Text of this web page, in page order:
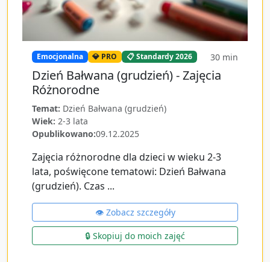
Emocjonalna 💎 PRO 📋 Standardy 2026 30 min
Dzień Bałwana (grudzień) - Zajęcia
Różnorodne
Temat: Dzień Bałwana (grudzień)
Wiek: 2-3 lata
Opublikowano:09.12.2025
Zajęcia różnorodne dla dzieci w wieku 2-3
lata, poświęcone tematowi: Dzień Bałwana
(grudzień). Czas ...
👁️ Zobacz szczegóły
🔒 Skopiuj do moich zajęć